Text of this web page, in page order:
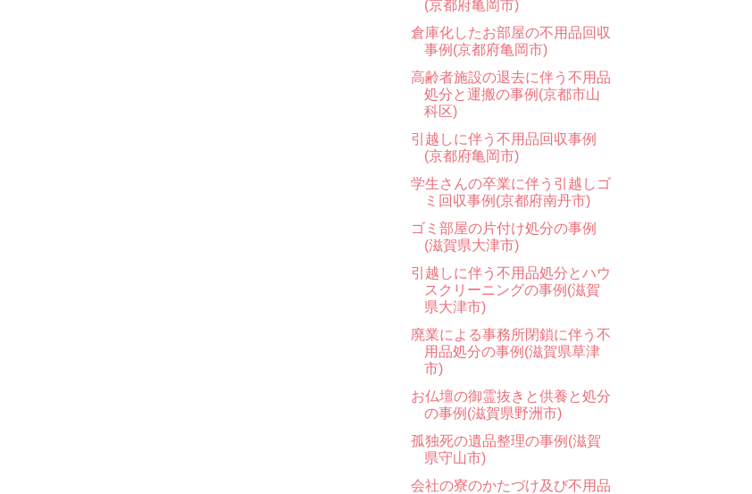
(京都府亀岡市)
倉庫化したお部屋の不用品回収
事例(京都府亀岡市)
高齢者施設の退去に伴う不用品
処分と運搬の事例(京都市山
科区)
引越しに伴う不用品回収事例
(京都府亀岡市)
学生さんの卒業に伴う引越しゴ
ミ回収事例(京都府南丹市)
ゴミ部屋の片付け処分の事例
(滋賀県大津市)
引越しに伴う不用品処分とハウ
スクリーニングの事例(滋賀
県大津市)
廃業による事務所閉鎖に伴う不
用品処分の事例(滋賀県草津
市)
お仏壇の御霊抜きと供養と処分
の事例(滋賀県野洲市)
孤独死の遺品整理の事例(滋賀
県守山市)
会社の寮のかたづけ及び不用品